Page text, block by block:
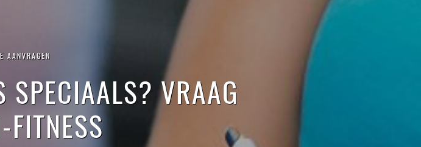
AANVRAGEN
SPECIAALS? VRAAG